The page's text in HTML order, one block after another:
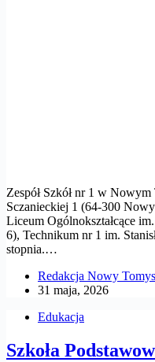
Zespół Szkół nr 1 w
Sczanieckiej 1 (64-300
Liceum Ogólnokształcące
6), Technikum nr 1 im.
stopnia.…
Redakcja Nowy
31 maja, 2026
Edukacja
Szkoła